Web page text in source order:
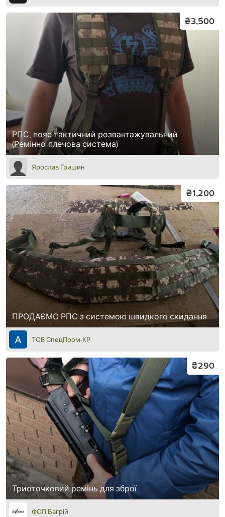
РПС, пояс тактичний розвантажувальний
(Ремінно-плечова система)
₴3,500
Ярослав Гришин
ПРОДАЄМО РПС з системою швидкого скидання
₴1,200
ТОВ СпецПром-КР
Триоточковий ремінь для зброї
₴290
ФОП Багрій